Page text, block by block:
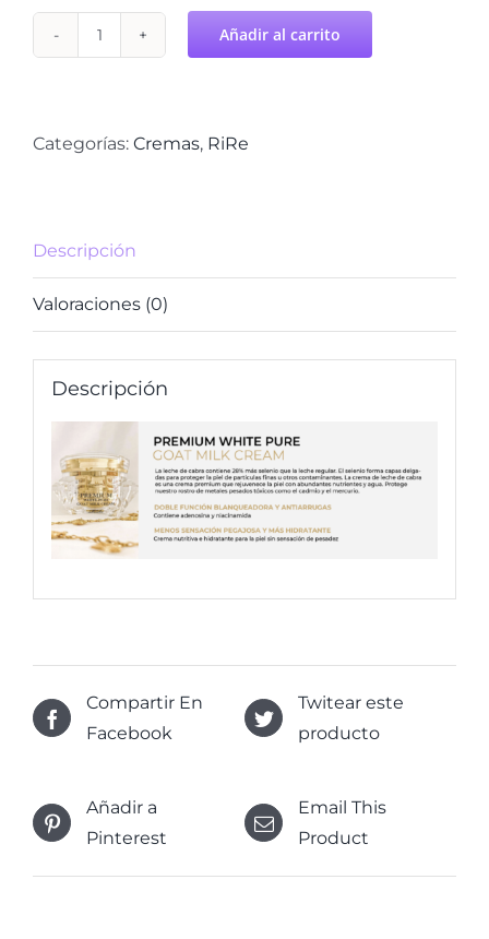
de
Añadir al carrito
Categorías: Cremas, RiRe
Descripción
Valoraciones (0)
Descripción
Compartir En
Facebook
Twitear este
producto
Añadir a
Pinterest
Email This
Product